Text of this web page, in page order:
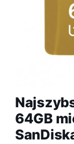
64GB